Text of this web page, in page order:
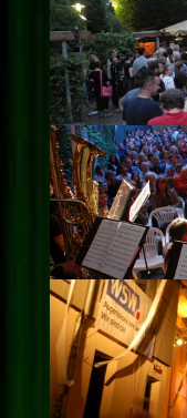
Anreise
Wetter
Kinogutschein
Konzept
Archiv
Kontakt
Impressum
Datenschutz